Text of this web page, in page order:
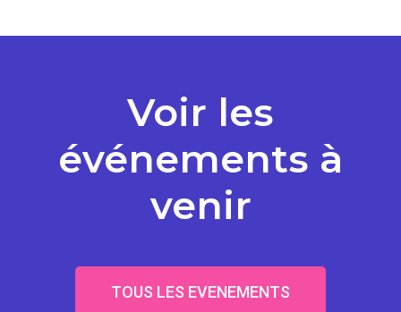
Voir les
événements à
venir
TOUS LES EVENEMENTS